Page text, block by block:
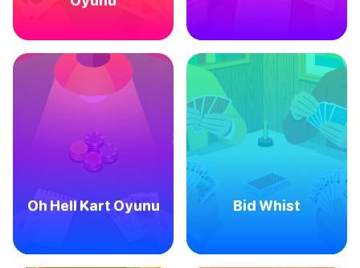
Oh Hell Kart Oyunu Bid Whist